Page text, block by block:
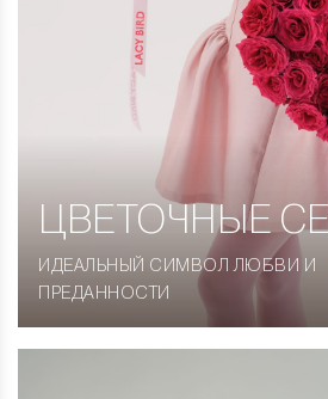
ЦВЕТОЧНЫЕ
ИДЕАЛЬНЫЙ СИМВОЛ ЛЮБВИ И
ПРЕДАННОСТИ